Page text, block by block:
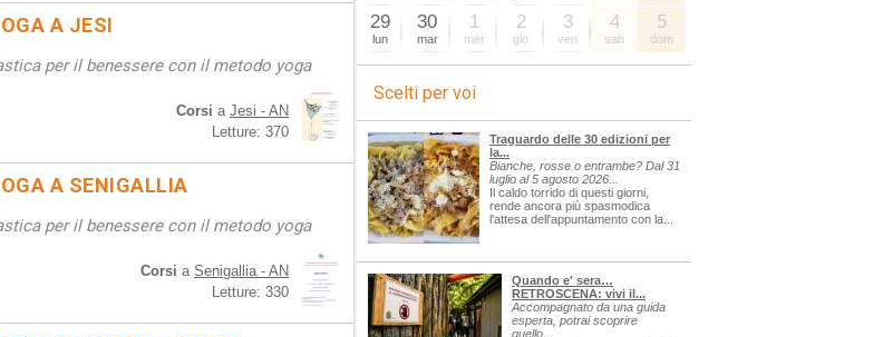
A JESI
per il benessere con il metodo yoga
Corsi a Jesi - AN
Letture: 370
A SENIGALLIA
per il benessere con il metodo yoga
Corsi a Senigallia - AN
Letture: 330
29
lun
30
mar
1
mer
2
gio
3
ven
4
sab
5
dom
Scelti per voi
Traguardo delle 30 edizioni per
la...
Bianche, rosse o entrambe? Dal 31
luglio al 5 agosto 2026...
Il caldo torrido di questi giorni,
rende ancora più spasmodica
l'attesa dell'appuntamento con la...
Quando e' sera…
RETROSCENA: vivi il...
Accompagnato da una guida
esperta, potrai scoprire
quello...